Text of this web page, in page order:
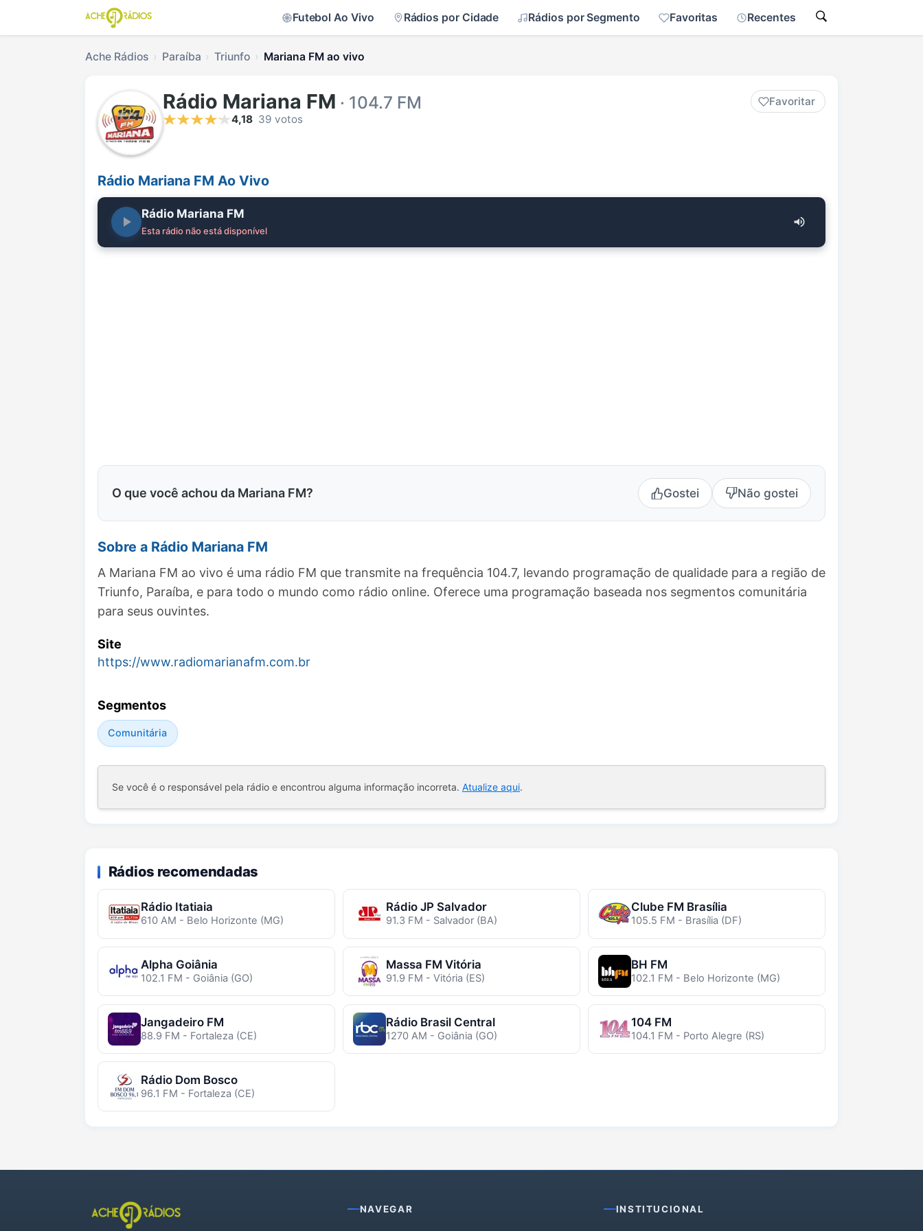
Futebol Ao Vivo Rádios por Cidade Rádios por Segmento Favoritas Recentes
Ache Rádios Paraíba Triunfo Mariana FM ao vivo
Rádio Mariana FM · 104.7 FM
Favoritar
4,18 39 votos
Rádio Mariana FM Ao Vivo
Rádio Mariana FM
Esta rádio não está disponível
O que você achou da Mariana FM? Gostei Não gostei
Sobre a Rádio Mariana FM
A Mariana FM ao vivo é uma rádio FM que transmite na frequência 104.7, levando programação de qualidade para a região de
Triunfo, Paraíba, e para todo o mundo como rádio online. Oferece uma programação baseada nos segmentos comunitária
para seus ouvintes.
Site
https://www.radiomarianafm.com.br
Segmentos
Comunitária
Se você é o responsável pela rádio e encontrou alguma informação incorreta. Atualize aqui.
Rádios recomendadas
Rádio Itatiaia
610 AM - Belo Horizonte (MG)
Rádio JP Salvador
91.3 FM - Salvador (BA)
Clube FM Brasília
105.5 FM - Brasília (DF)
Alpha Goiânia
102.1 FM - Goiânia (GO)
Massa FM Vitória
91.9 FM - Vitória (ES)
BH FM
102.1 FM - Belo Horizonte (MG)
Jangadeiro FM
88.9 FM - Fortaleza (CE)
Rádio Brasil Central
1270 AM - Goiânia (GO)
104 FM
104.1 FM - Porto Alegre (RS)
Rádio Dom Bosco
96.1 FM - Fortaleza (CE)
NAVEGAR INSTITUCIONAL